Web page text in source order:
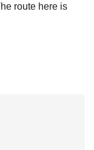
route here is